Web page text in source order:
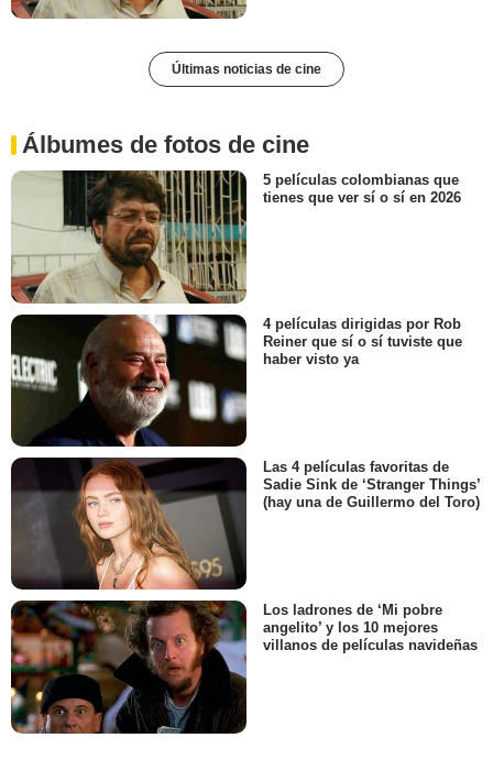
Últimas noticias de cine
Álbumes de fotos de cine
5 películas colombianas que
tienes que ver sí o sí en 2026
4 películas dirigidas por Rob
Reiner que sí o sí tuviste que
haber visto ya
Las 4 películas favoritas de
Sadie Sink de ‘Stranger Things’
(hay una de Guillermo del Toro)
Los ladrones de ‘Mi pobre
angelito’ y los 10 mejores
villanos de películas navideñas